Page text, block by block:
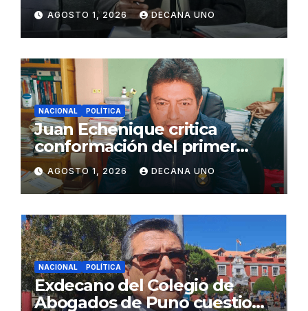
de Agua y Alcantarillado para
Juliaca
AGOSTO 1, 2026 DECANA UNO
NACIONAL POLÍTICA
Juan Echenique critica
conformación del primer
gabinete ministerial de Keiko
Fujimori
AGOSTO 1, 2026 DECANA UNO
NACIONAL POLÍTICA
Exdecano del Colegio de
Abogados de Puno cuestiona